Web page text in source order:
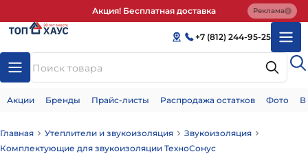
Акция! Бесплатная доставка Реклама
+7 (812) 244-95-25
Акции Бренды Прайс-листы Распродажа остатков Фото
Главная Утеплители и звукоизоляция
Звукоизоляция
Комплектующие для звукоизоляции ТехноСонус